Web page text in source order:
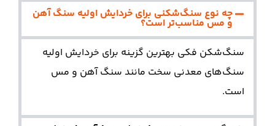
چه نوع سنگ‌شکنی برای خردایش اولیه سنگ آهن
و مس مناسب‌تر است؟
سنگ‌شکن فکی بهترین گزینه برای خردایش اولیه
سنگ‌های معدنی سخت مانند سنگ آهن و مس
است.